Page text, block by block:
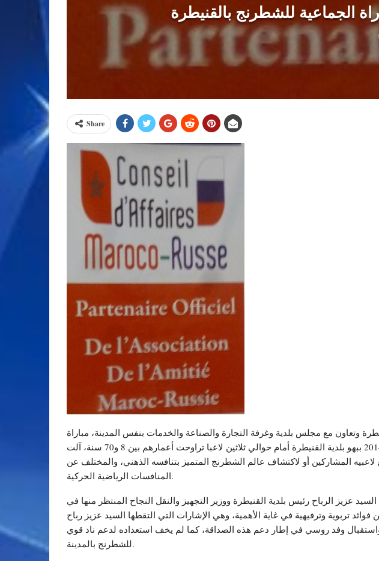
الجماعية للشطرنج بالقنيطرة
Share
وتعاون مع مجلس بلدية وغرفة التجارة والصناعة والخدمات بنفس المدينة، مباراة
جماعية للشطرنج أدارتها بطلة المغرب والعرب الأستاذة الفدرالية ليلى العمري يوم 18 يوليوز 2014 ببهو بلدية القنيطرة أمام حوالي ثلاثين لاعبا تراوحت أعمارهم بين 8 و70 سنة، آلت
المشاركين أو لاكتشاف عالم الشطرنج المتميز بتنافسه الذهني، والمختلف عن
المنافسات الرياضية الحركية.
عزيز الرباح رئيس بلدية القنيطرة ووزير التجهيز والنقل النجاح المنتظر منها في
تربوية وترفيهية في غاية الأهمية، وهي الإشارات التي التقطها السيد عزيز رباح
واستقبال وفد روسي في إطار دعم هذه الصداقة، كما لم يخف استعداده لدعم ناد قوي
للشطرنج بالمدينة.